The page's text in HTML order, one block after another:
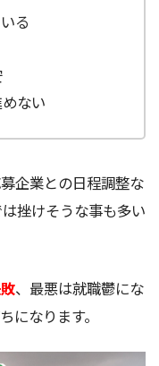
る
ない
企業との日程調整な
挫けそうな事も多い
、最悪は就職鬱にな
になります。